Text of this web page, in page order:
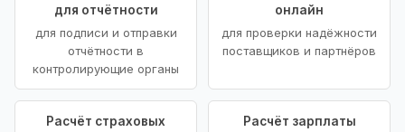
для отчётности
для подписи и отправки
отчётности в
контролирующие органы
онлайн
для проверки надёжности
поставщиков и партнёров
Расчёт страховых
Расчёт зарплаты